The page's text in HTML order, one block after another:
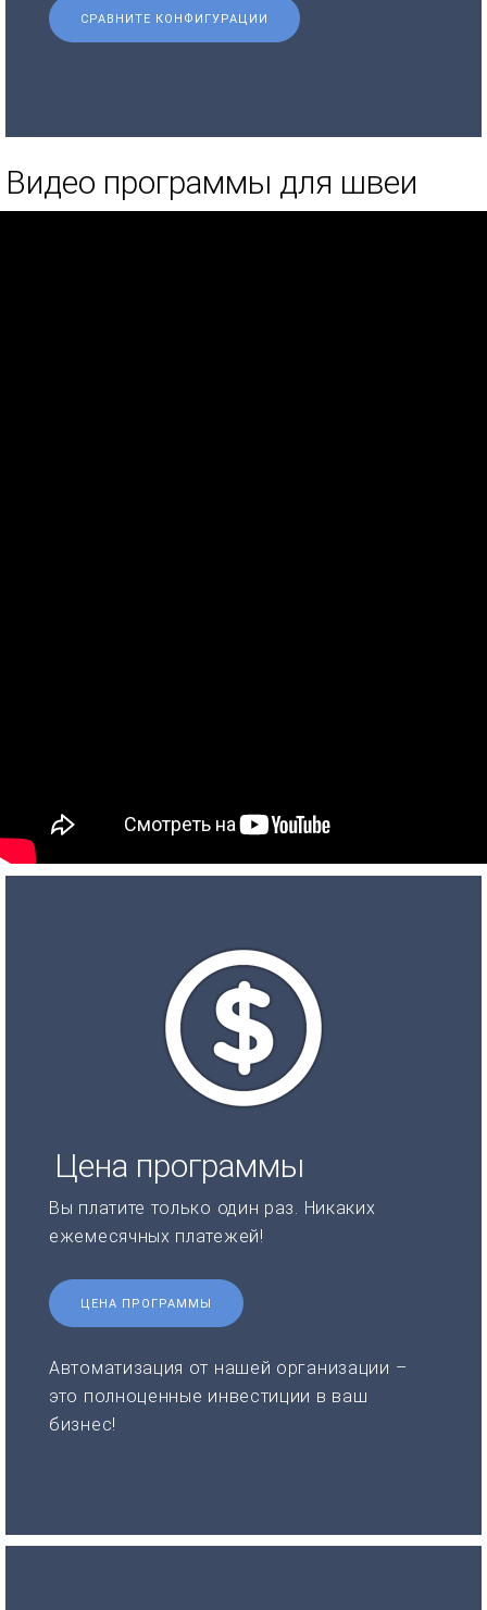
СРАВНИТЕ КОНФИГУРАЦИИ
Видео программы для швеи
Цена программы
Вы платите только один раз. Никаких
ежемесячных платежей!
ЦЕНА ПРОГРАММЫ
Автоматизация от нашей организации –
это полноценные инвестиции в ваш
бизнес!